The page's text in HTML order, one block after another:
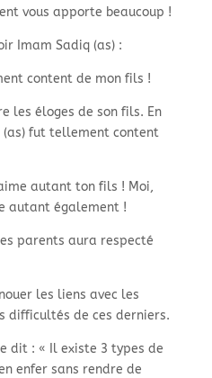
vous apporte beaucoup !
Imam Sadiq (as) :
content de mon fils !
les éloges de son fils. En
fut tellement content
autant ton fils ! Moi,
autant également !
parents aura respecté
les liens avec les
difficultés de ces derniers.
dit : « Il existe 3 types de
enfer sans rendre de